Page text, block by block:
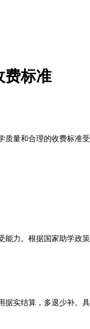
费标准
量和合理的收费标准
力。根据国家助学政
实结算，多退少补。